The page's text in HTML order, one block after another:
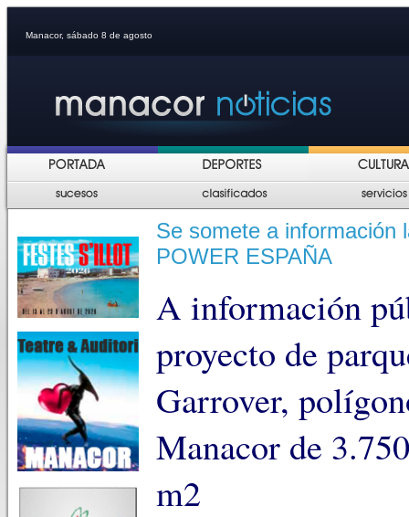
Manacor, sábado 8 de agosto
Se somete a información
POWER ESPAÑA
A información
proyecto de
Garrover,
Manacor de
m2